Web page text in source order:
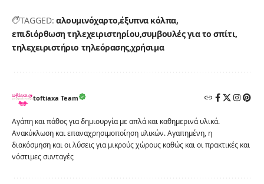
TAGGED: αλουμινόχαρτο έξυπνα κόλπα
επιδιόρθωση τηλεχειριστηρίουσυμβουλές για το σπίτι
τηλεχειριστήριο τηλεόρασηςχρήσιμα
toftiaxa Team
Αγάπη και πάθος για δημιουργία με απλά και καθημερινά υλικά.
Ανακύκλωση και επαναχρησιμοποίηση υλικών. Αγαπημένη, η
διακόσμηση και οι λύσεις για μικρούς χώρους καθώς και οι πρακτικές και
νόστιμες συνταγές